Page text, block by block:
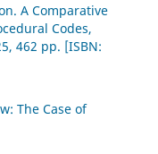
A Comparative
Codes,
462 pp. [ISBN:
The Case of